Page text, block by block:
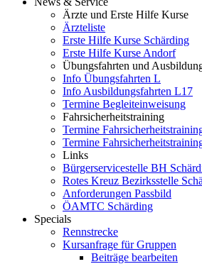
Ärzte und Erste Hilfe Kurse
Ärzteliste
Erste Hilfe Kurse Schärding
Erste Hilfe Kurse Andorf
Übungsfahrten und
Info Übungsfahrten L
Info Ausbildungsfahrten L17
Termine Begleiteinweisung
Fahrsicherheitstraining
Termine
Termine
Links
Bürgerservicestelle BH
Rotes Kreuz Bezirksstelle
Anforderungen Passbild
ÖAMTC Schärding
Specials
Rennstrecke
Kursanfrage für Gruppen
Beiträge bearbeiten